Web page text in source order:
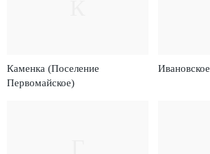
Каменка (Поселение
Первомайское)
Ивановское